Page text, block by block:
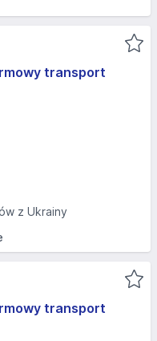
transport
z Ukrainy
transport